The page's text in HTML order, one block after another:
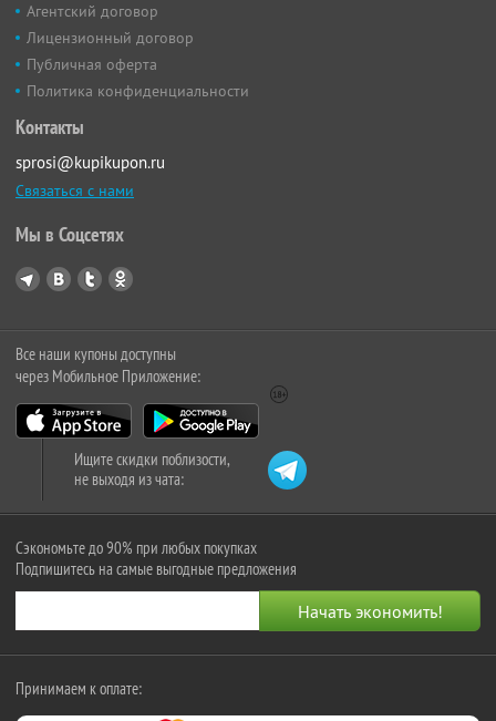
Агентский договор
Лицензионный договор
Публичная оферта
Политика конфиденциальности
Контакты
sprosi@kupikupon.ru
Связаться с нами
Мы в Соцсетях
Все наши купоны доступны
через Мобильное Приложение:
Ищите скидки поблизости,
не выходя из чата:
Сэкономьте до 90% при любых покупках
Подпишитесь на самые выгодные предложения
Принимаем к оплате: